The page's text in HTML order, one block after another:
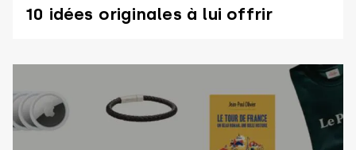
10 idées originales à lui offrir